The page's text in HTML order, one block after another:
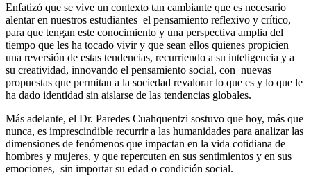
Enfatizó que se vive un contexto tan cambiante que es necesario
alentar en nuestros estudiantes el pensamiento reflexivo y crítico,
para que tengan este conocimiento y una perspectiva amplia del
tiempo que les ha tocado vivir y que sean ellos quienes propicien
una reversión de estas tendencias, recurriendo a su inteligencia y a
su creatividad, innovando el pensamiento social, con nuevas
propuestas que permitan a la sociedad revalorar lo que es y lo que le
ha dado identidad sin aislarse de las tendencias globales.
Más adelante, el Dr. Paredes Cuahquentzi sostuvo que hoy, más que
nunca, es imprescindible recurrir a las humanidades para analizar las
dimensiones de fenómenos que impactan en la vida cotidiana de
hombres y mujeres, y que repercuten en sus sentimientos y en sus
emociones, sin importar su edad o condición social.